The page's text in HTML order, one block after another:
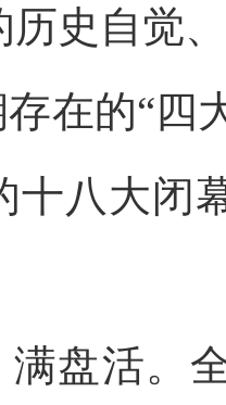
历史自觉
在的“四
十八大闭
满盘活。